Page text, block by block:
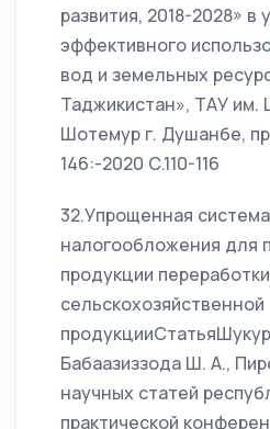
развития, 2018-2028» в
эффективного
вод и земельных
Таджикистан», ТАУ им.
Шотемур г. Душанбе,
146:-2020 С.110-116
32.Упрощенная система
налогообложения для
продукции переработки
сельскохозяйственной
Бабаазиззода Ш. А.,
научных статей
практической